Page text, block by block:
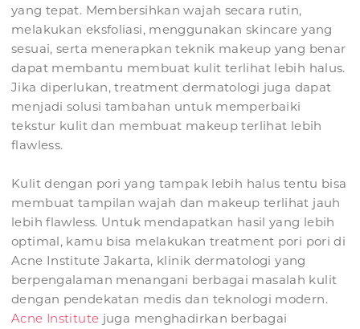
yang tepat. Membersihkan wajah secara rutin,
melakukan eksfoliasi, menggunakan skincare yang
sesuai, serta menerapkan teknik makeup yang benar
dapat membantu membuat kulit terlihat lebih halus.
Jika diperlukan, treatment dermatologi juga dapat
menjadi solusi tambahan untuk memperbaiki
tekstur kulit dan membuat makeup terlihat lebih
flawless.
Kulit dengan pori yang tampak lebih halus tentu bisa
membuat tampilan wajah dan makeup terlihat jauh
lebih flawless. Untuk mendapatkan hasil yang lebih
optimal, kamu bisa melakukan treatment pori pori di
Acne Institute Jakarta, klinik dermatologi yang
berpengalaman menangani berbagai masalah kulit
dengan pendekatan medis dan teknologi modern.
Acne Institute juga menghadirkan berbagai